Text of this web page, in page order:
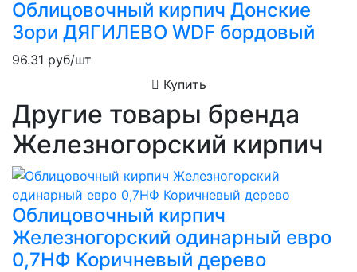
Облицовочный кирпич Донские
Зори ДЯГИЛЕВО WDF бордовый
96.31 руб/шт
Купить
Другие товары бренда
Железногорский кирпич
Облицовочный кирпич
Железногорский одинарный евро
0,7НФ Коричневый дерево